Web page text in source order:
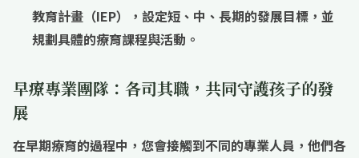
教育計畫（IEP）
，設定短、中、長期的發展目標，並
規劃具體的療育課程與活動。
早療專業團隊：各司其職，共同守護孩子的發
展
在早期療育的過程中，您會接觸到不同的專業人員，他們各